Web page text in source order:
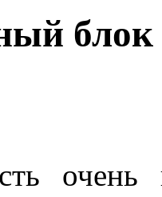
блок